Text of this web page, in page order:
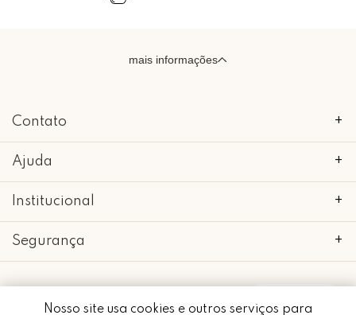
Nosso site usa cookies e outros serviços para
Whatsapp
mais informações
Contato +
Ajuda +
Institucional +
Segurança +